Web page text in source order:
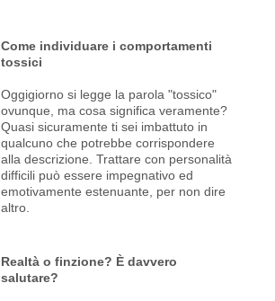
Come individuare i comportamenti
tossici
Oggigiorno si legge la parola "tossico"
ovunque, ma cosa significa veramente?
Quasi sicuramente ti sei imbattuto in
qualcuno che potrebbe corrispondere
alla descrizione. Trattare con personalità
difficili può essere impegnativo ed
emotivamente estenuante, per non dire
altro.
Realtà o finzione? È davvero
salutare?